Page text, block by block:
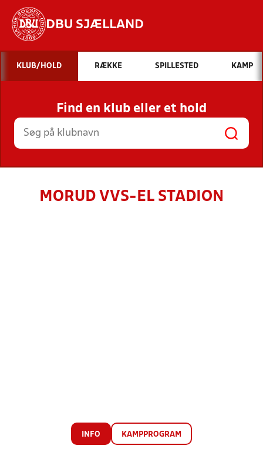
DBU SJÆLLAND
Hvad vil du søge efter?
INDHOLD OG NYHEDER
STILLINGER, RESULTATER, KLUBBER OG
HOLD
KLUB/HOLD RÆKKE SPILLESTED KAMP
Find en klub eller et hold
MORUD VVS-EL STADION
INFO KAMPPROGRAM